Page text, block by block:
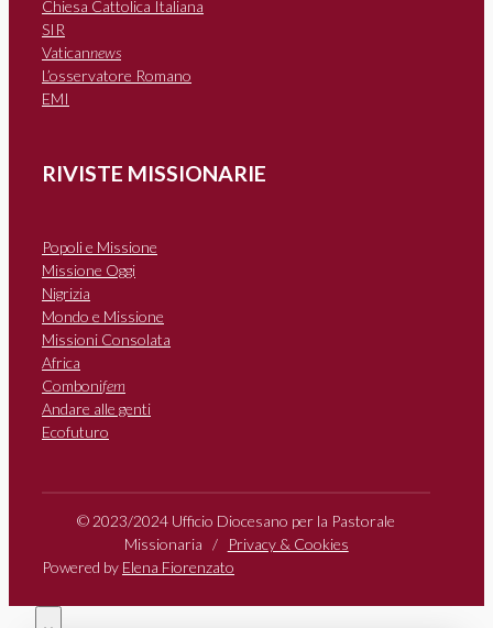
Chiesa Cattolica Italiana
SIR
Vaticannews
L’osservatore Romano
EMI
RIVISTE MISSIONARIE
Popoli e Missione
Missione Oggi
Nigrizia
Mondo e Missione
Missioni Consolata
Africa
Combonifem
Andare alle genti
Ecofuturo
© 2023/2024 Ufficio Diocesano per la Pastorale
Missionaria /
Privacy & Cookies
Powered by Elena Fiorenzato